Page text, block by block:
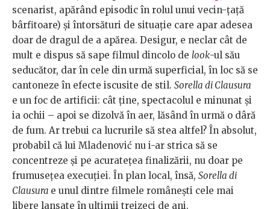
scenarist, apărând episodic în rolul unui vecin-țață
bârfitoare) și întorsături de situație care apar adesea
doar de dragul de a apărea. Desigur, e neclar cât de
mult e dispus să sape filmul dincolo de look-ul său
seducător, dar în cele din urmă superficial, în loc să se
cantoneze în efecte iscusite de stil. Sorella di Clausura
e un foc de artificii: cât ține, spectacolul e minunat și
ia ochii – apoi se dizolvă în aer, lăsând în urmă o dâră
de fum. Ar trebui ca lucrurile să stea altfel? În absolut,
probabil că lui Mladenović nu i-ar strica să se
concentreze și pe acuratețea finalizării, nu doar pe
frumusețea execuției. În plan local, însă, Sorella di
Clausura e unul dintre filmele românești cele mai
libere lansate în ultimii treizeci de ani.